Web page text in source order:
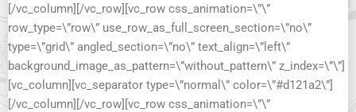
[/vc_column][/vc_row][vc_row css_animation=\”\”
row_type=\”row\” use_row_as_full_screen_section=\”no\”
type=\”grid\” angled_section=\”no\” text_align=\”left\”
background_image_as_pattern=\”without_pattern\” z_index=\”\”]
[vc_column][vc_separator type=\”normal\” color=\”#d121a2\”]
[/vc_column][/vc_row][vc_row css_animation=\”\”